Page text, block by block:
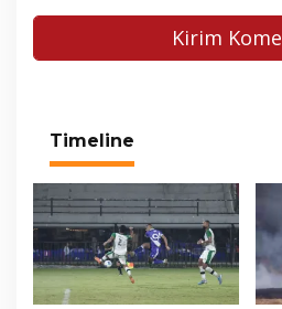
Timeline